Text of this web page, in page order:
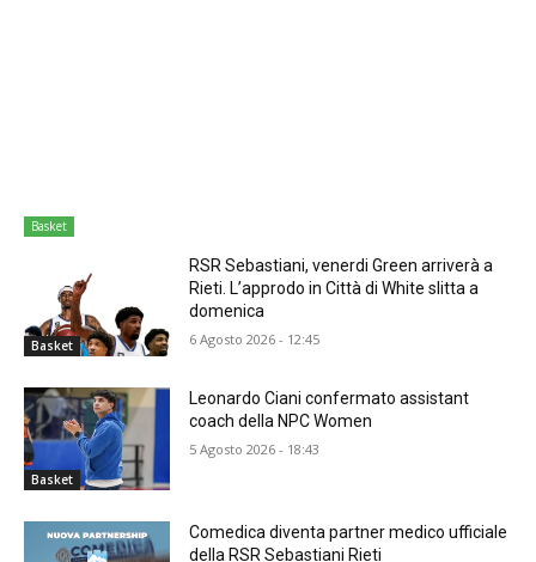
Basket
Basket
RSR Sebastiani, venerdi Green arriverà a
Rieti. L’approdo in Città di White slitta a
domenica
6 Agosto 2026 - 12:45
Basket
Leonardo Ciani confermato assistant
coach della NPC Women
5 Agosto 2026 - 18:43
Comedica diventa partner medico ufficiale
della RSR Sebastiani Rieti